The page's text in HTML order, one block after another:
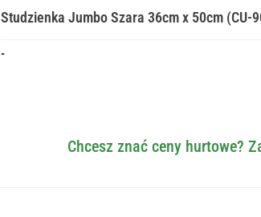
Studzienka Jumbo Szara 36cm x 50cm (CU-
-
Chcesz znać ceny hurtowe?